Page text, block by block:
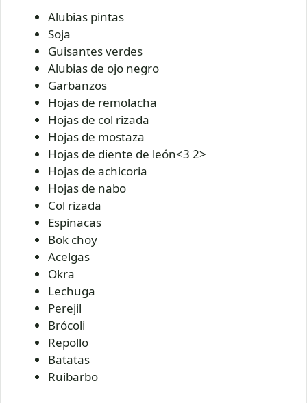
Alubias pintas
Soja
Guisantes verdes
Alubias de ojo negro
Garbanzos
Hojas de remolacha
Hojas de col rizada
Hojas de mostaza
Hojas de diente de león<3 2>
Hojas de achicoria
Hojas de nabo
Col rizada
Espinacas
Bok choy
Acelgas
Okra
Lechuga
Perejil
Brócoli
Repollo
Batatas
Ruibarbo